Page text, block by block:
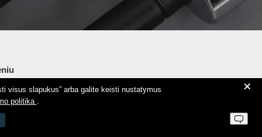
Aeromix +
visus slapukus” arba galite keisti nustatymus
politika .